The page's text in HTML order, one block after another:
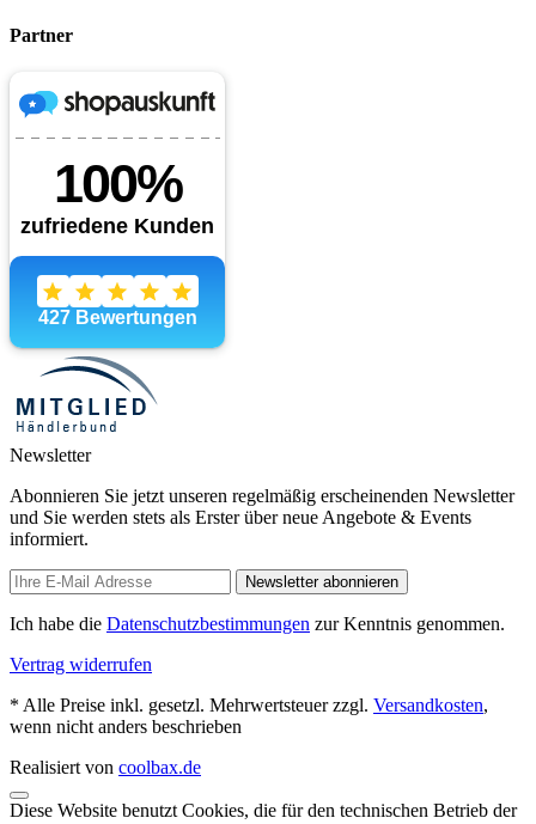
Partner
Newsletter
Abonnieren Sie jetzt unseren regelmäßig erscheinenden Newsletter
und Sie werden stets als Erster über neue Angebote & Events
informiert.
Newsletter abonnieren
Ich habe die Datenschutzbestimmungen zur Kenntnis genommen.
Vertrag widerrufen
* Alle Preise inkl. gesetzl. Mehrwertsteuer zzgl. Versandkosten,
wenn nicht anders beschrieben
Realisiert von coolbax.de
Diese Website benutzt Cookies, die für den technischen Betrieb der